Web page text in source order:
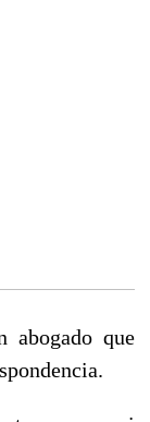
abogado que